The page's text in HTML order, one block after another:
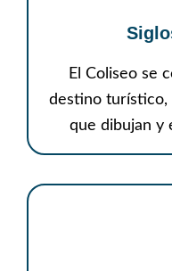
El Coliseo se
destino turístico,
que dibujan y